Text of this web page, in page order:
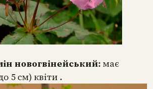
новогвінейський: має
5 см) квіти .